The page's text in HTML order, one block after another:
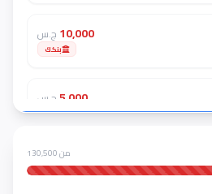
10,000 ج.س
بنكك
5,000 ج.س
بنكك
1,000ج.س
كاشي
من 130,500